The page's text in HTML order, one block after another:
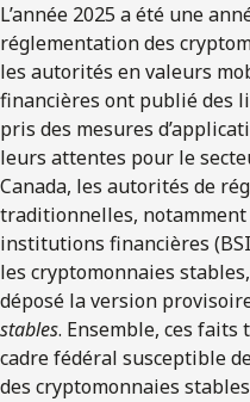
L’année 2025 a été une
réglementation des
les autorités en valeurs
financières ont publié des
pris des mesures
leurs attentes pour le
Canada, les autorités de
traditionnelles,
institutions financières
les cryptomonnaies
déposé la version
stables. Ensemble, ces faits
cadre fédéral susceptible
des cryptomonnaies